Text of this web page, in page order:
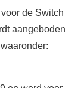
de Switch
aangeboden